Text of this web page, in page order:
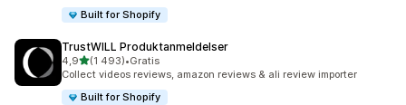
Built for Shopify
TrustWILL Produktanmeldelser
4,9av 5 stjerner
(1 493)
Totalt 1493 omtaler
•Gratis
Collect videos reviews, amazon reviews & ali review importer
Built for Shopify